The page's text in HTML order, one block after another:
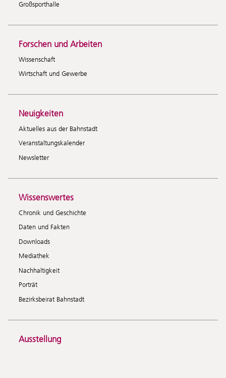
Großsporthalle
Forschen und Arbeiten
Wissenschaft
Wirtschaft und Gewerbe
Neuigkeiten
Aktuelles aus der Bahnstadt
Veranstaltungskalender
Newsletter
Wissenswertes
Chronik und Geschichte
Daten und Fakten
Downloads
Mediathek
Nachhaltigkeit
Porträt
Bezirksbeirat Bahnstadt
Ausstellung